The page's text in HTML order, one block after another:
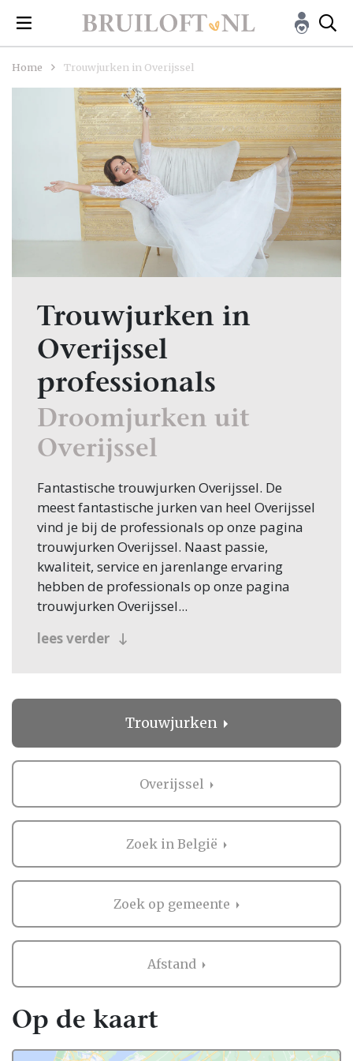
Home Trouwjurken in Overijssel
Trouwjurken in
Overijssel
professionals
Droomjurken uit
Overijssel
Fantastische trouwjurken Overijssel. De
meest fantastische jurken van heel Overijssel
vind je bij de professionals op onze pagina
trouwjurken Overijssel. Naast passie,
kwaliteit, service en jarenlange ervaring
hebben de professionals op onze pagina
trouwjurken Overijssel...
uiteraard de mooiste jurken voor elk budget
ook verrassen en behandelen als een VIP en
kies voor de hulp van één van de
Een bijzondere dag shoppen
Shoppen is altijd leuk, maar je zult nog nooit
gehad; jouw jurk. De jurk is misschien wel
het belangrijkste item op de hele bruiloft.
Veel mensen zullen ernaar kijken en er foto’s
middelpunt van belangstelling staat. Het is
dan ook niet zo gek dat er een bepaalde
dosis specialistische kennis en persoonlijke
aandacht nodig is om tot een
prachtresultaat te komen. Een jurk die
lees verder
Trouwjurken
Overijssel
Zoek in België
Zoek op gemeente
Afstand
Op de kaart